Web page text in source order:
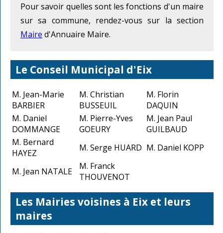
Pour savoir quelles sont les fonctions d'un maire
sur sa commune, rendez-vous sur la section
Maire d'Annuaire Maire.
Le Conseil Municipal d'Eix
M. Jean-Marie
BARBIER
M. Christian
BUSSEUIL
M. Florin
DAQUIN
M. Daniel
DOMMANGE
M. Pierre-Yves
GOEURY
M. Jean Paul
GUILBAUD
M. Bernard
HAYEZ
M. Serge HUARD M. Daniel KOPP
M. Jean NATALE
M. Franck
THOUVENOT
Les Mairies voisines à Eix et leurs
maires